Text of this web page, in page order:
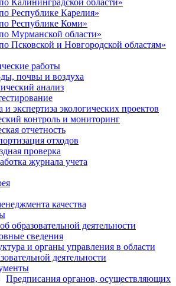
Калининградской области»
Республике Карелия»
Республике Коми»
Мурманской области»
Псковской и Новгородской областям»
работы
почвы и воздуха
анализ
и экспертиза экологических проектов
контроль и мониторинг
отчетность
отходов
проверка
журнала учета
качества
образовательной деятельности
сведения
и органы управления в области
деятельности
Предписания органов, осуществляющих